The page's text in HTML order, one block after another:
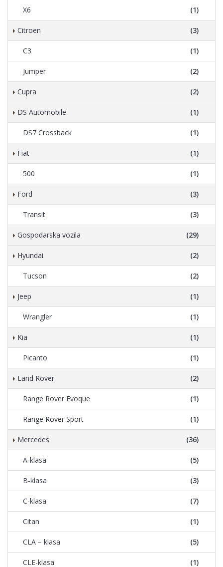
X6 (1)
Citroen (3)
C3 (1)
Jumper (2)
Cupra (2)
DS Automobile (1)
DS7 Crossback (1)
Fiat (1)
500 (1)
Ford (3)
Transit (3)
Gospodarska vozila (29)
Hyundai (2)
Tucson (2)
Jeep (1)
Wrangler (1)
Kia (1)
Picanto (1)
Land Rover (2)
Range Rover Evoque (1)
Range Rover Sport (1)
Mercedes (36)
A-klasa (5)
B-klasa (3)
C-klasa (7)
Citan (1)
CLA – klasa (5)
CLE-klasa (1)